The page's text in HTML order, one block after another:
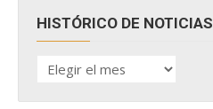
HISTÓRICO DE NOTICIAS
HISTÓRICO
DE